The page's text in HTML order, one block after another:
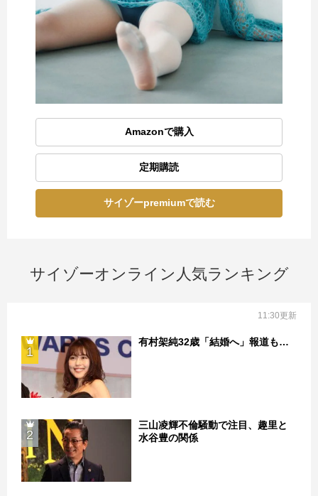
Amazonで購入
定期購読
サイゾーpremiumで読む
サイゾーオンライン人気ランキング
11:30更新
1
有村架純32歳「結婚へ」報道も…
2
三山凌輝不倫騒動で注目、趣里と
水谷豊の関係